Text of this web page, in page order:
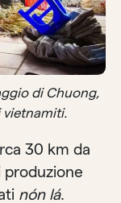
di Chuong,
30 km da
nón lá.